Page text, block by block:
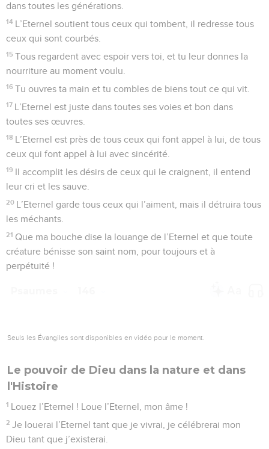
dans toutes les générations.
14 L’Eternel soutient tous ceux qui tombent, il redresse tous
ceux qui sont courbés.
15 Tous regardent avec espoir vers toi, et tu leur donnes la
nourriture au moment voulu.
16 Tu ouvres ta main et tu combles de biens tout ce qui vit.
17 L’Eternel est juste dans toutes ses voies et bon dans
toutes ses œuvres.
18 L’Eternel est près de tous ceux qui font appel à lui, de tous
ceux qui font appel à lui avec sincérité.
19 Il accomplit les désirs de ceux qui le craignent, il entend
leur cri et les sauve.
20 L’Eternel garde tous ceux qui l’aiment, mais il détruira tous
les méchants.
21 Que ma bouche dise la louange de l’Eternel et que toute
créature bénisse son saint nom, pour toujours et à
perpétuité !
Seuls les Évangiles sont disponibles en vidéo pour le moment.
Le pouvoir de Dieu dans la nature et dans
l'Histoire
1 Louez l’Eternel ! Loue l’Eternel, mon âme !
2 Je louerai l’Eternel tant que je vivrai, je célébrerai mon
Dieu tant que j’existerai.